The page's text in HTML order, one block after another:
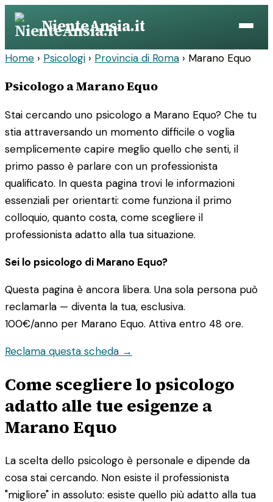
Vai
contenuto
NienteAnsia.it
Home › Psicologi › Provincia di Roma › Marano Equo
Psicologo a Marano Equo
Stai cercando uno psicologo a Marano Equo? Che tu
stia attraversando un momento difficile o voglia
semplicemente capire meglio quello che senti, il
primo passo è parlare con un professionista
qualificato. In questa pagina trovi le informazioni
essenziali per orientarti: come funziona il primo
colloquio, quanto costa, come scegliere il
professionista adatto alla tua situazione.
Sei lo psicologo di Marano Equo?
Questa pagina è ancora libera. Una sola persona può
reclamarla — diventa la tua, esclusiva.
100€/anno per Marano Equo. Attiva entro 48 ore.
Reclama questa scheda →
Come scegliere lo psicologo
adatto alle tue esigenze a
Marano Equo
La scelta dello psicologo è personale e dipende da
cosa stai cercando. Non esiste il professionista
"migliore" in assoluto: esiste quello più adatto alla tua